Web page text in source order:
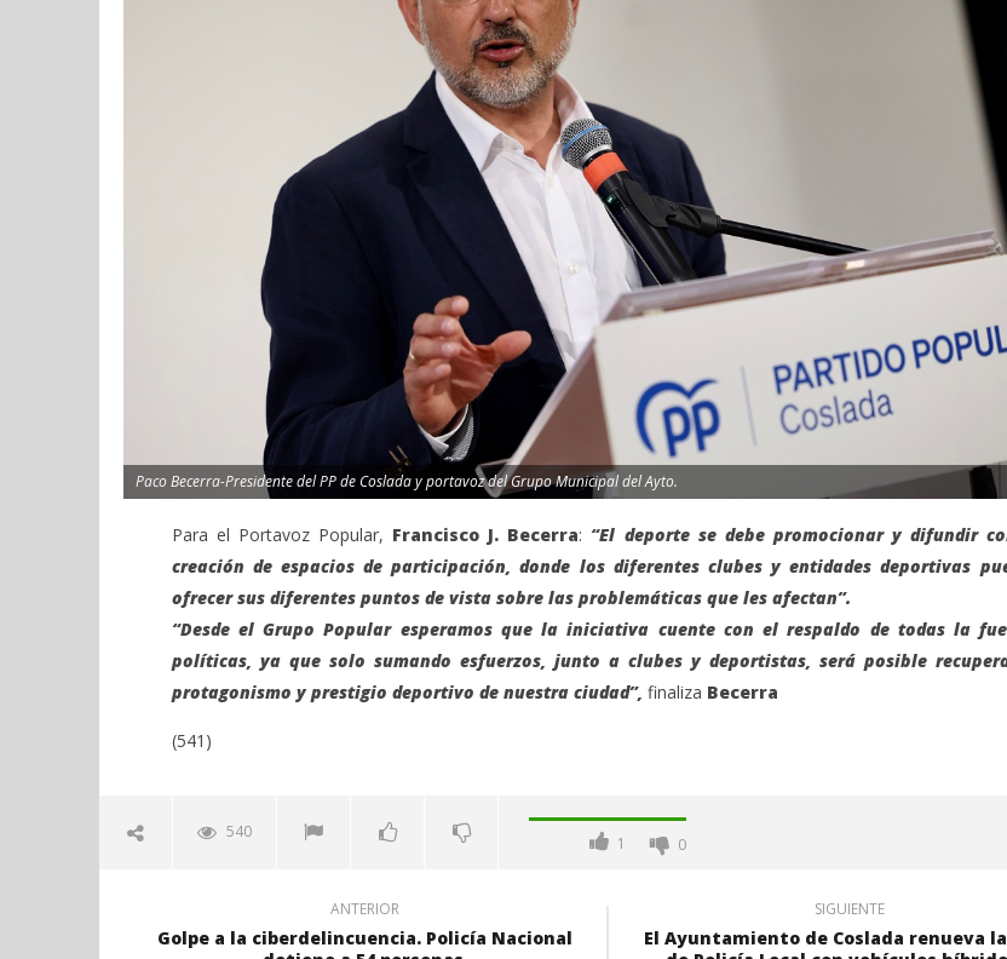
Paco Becerra-Presidente del PP de Coslada y portavoz del Grupo Municipal del Ayto.
Para el Portavoz Popular, Francisco J. Becerra: “El deporte se debe promocionar y difundir
creación de espacios de participación, donde los diferentes clubes y entidades deportivas
ofrecer sus diferentes puntos de vista sobre las problemáticas que les afectan”.
“Desde el Grupo Popular esperamos que la iniciativa cuente con el respaldo de todas la
políticas, ya que solo sumando esfuerzos, junto a clubes y deportistas, será posible
protagonismo y prestigio deportivo de nuestra ciudad”, finaliza Becerra
(541)
540
1 0
ANTERIOR
Golpe a la ciberdelincuencia. Policía Nacional
SIGUIENTE
El Ayuntamiento de Coslada renueva